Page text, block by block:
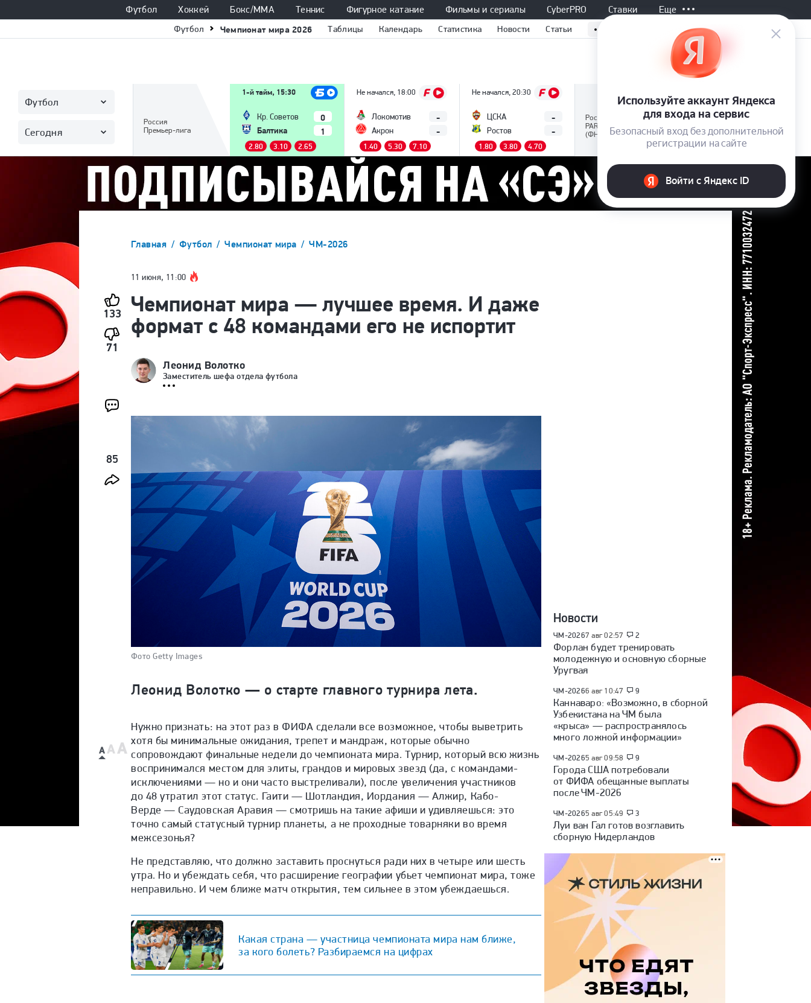
Футбол Хоккей Бокс/ММА Теннис Фигурное катание Фильмы и сериалы CyberPRO Ставки Еще
Футбол Чемпионат мира 2026 Таблицы Календарь Статистика Новости Статьи
Футбол
Сегодня
Россия
Премьер-лига
1-й тайм, 15:30
Кр. Советов
Балтика
0
1
2.80 3.10 2.65
Не начался, 18:00
Локомотив
Акрон
-
-
1.40 5.30 7.10
Не начался, 20:30
ЦСКА
Ростов
-
-
1.80 3.80 4.70
Россия
PARI Первая лига
(ФНЛ)
Нижний Новгород
Нефтехимик
1.50 4.00 6.50
Все матчи
Главная Футбол Чемпионат мира ЧМ-2026
133
71
85
11 июня, 11:00
Чемпионат мира — лучшее время. И даже
формат с 48 командами его не испортит
Леонид Волотко
Заместитель шефа отдела футбола
Фото Getty Images
Леонид Волотко — о старте главного турнира лета.
Нужно признать: на этот раз в ФИФА сделали все возможное, чтобы выветрить
хотя бы минимальные ожидания, трепет и мандраж, которые обычно
сопровождают финальные недели до чемпионата мира. Турнир, который всю жизнь
воспринимался местом для элиты, грандов и мировых звезд (да, с командами-
исключениями — но и они часто выстреливали), после увеличения участников
до 48 утратил этот статус. Гаити — Шотландия, Иордания — Алжир, Кабо-
Верде — Саудовская Аравия — смотришь на такие афиши и удивляешься: это
точно самый статусный турнир планеты, а не проходные товарняки во время
межсезонья?
Не представляю, что должно заставить проснуться ради них в четыре или шесть
утра. Но и убеждать себя, что расширение географии убьет чемпионат мира, тоже
неправильно. И чем ближе матч открытия, тем сильнее в этом убеждаешься.
Какая страна — участница чемпионата мира нам ближе,
за кого болеть? Разбираемся на цифрах
Новости
ЧМ-20267 авг 02:57 2
Форлан будет тренировать
молодежную и основную сборные
Уругвая
ЧМ-20266 авг 10:47 9
Каннаваро: «Возможно, в сборной
Узбекистана на ЧМ была
«крыса» — распространялось
много ложной информации»
ЧМ-20265 авг 09:58 9
Города США потребовали
от ФИФА обещанные выплаты
после ЧМ-2026
ЧМ-20265 авг 05:49 3
Луи ван Гал готов возглавить
сборную Нидерландов